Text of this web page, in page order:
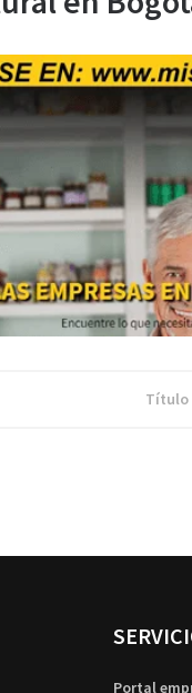
Título
Portal